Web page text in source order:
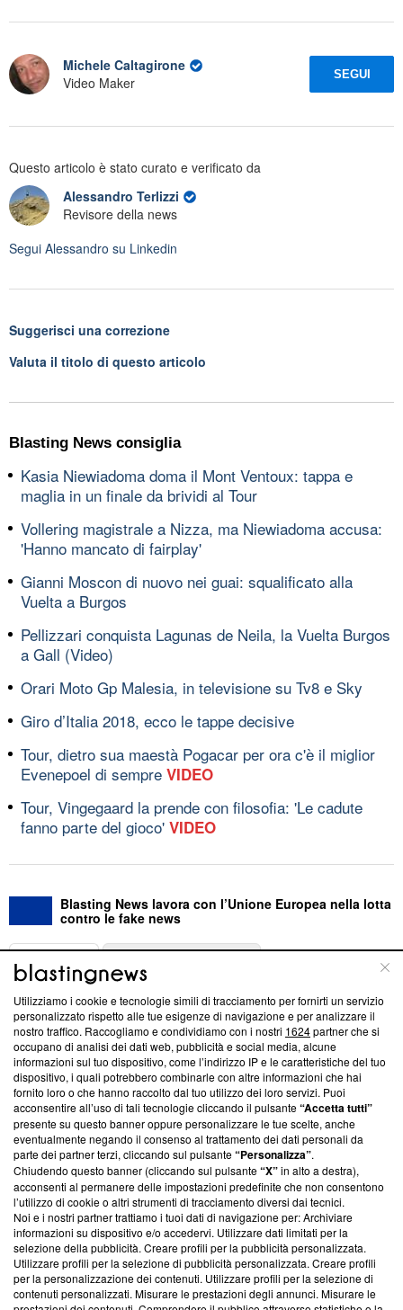
Michele Caltagirone
Video Maker
SEGUI
Questo articolo è stato curato e verificato da
Alessandro Terlizzi
Revisore della news
Segui Alessandro su Linkedin
Suggerisci una correzione
Valuta il titolo di questo articolo
Blasting News consiglia
Kasia Niewiadoma doma il Mont Ventoux: tappa e
maglia in un finale da brividi al Tour
Vollering magistrale a Nizza, ma Niewiadoma accusa:
'Hanno mancato di fairplay'
Gianni Moscon di nuovo nei guai: squalificato alla
Vuelta a Burgos
Pellizzari conquista Lagunas de Neila, la Vuelta Burgos
a Gall (Video)
Orari Moto Gp Malesia, in televisione su Tv8 e Sky
Giro d’Italia 2018, ecco le tappe decisive
Tour, dietro sua maestà Pogacar per ora c'è il miglior
Evenepoel di sempre VIDEO
Tour, Vingegaard la prende con filosofia: 'Le cadute
fanno parte del gioco' VIDEO
Blasting News lavora con l’Unione Europea nella lotta
contro le fake news
ABOUT
Questa sezione offre informazioni trasparenti su Blasting
News, sui nostri processi editoriali e su come ci impegniamo a
creare news di qualità. Inoltre, afferma la nostra aderenza a
‘Trust Project - News with Integrity’Blasting News non è
ancora membro del programma, ma ha richiesto di farne
parte; Trust Project non ha ancora effettuato una verifica di
conformità agli standard.
Su di noi
Team editoriale
Corporate
Redazione
Informativa Privacy
Utilizziamo i cookie e tecnologie simili di tracciamento per fornirti un servizio
personalizzato rispetto alle tue esigenze di navigazione e per analizzare il
nostro traffico. Raccogliamo e condividiamo con i nostri 1624partner che si
occupano di analisi dei dati web, pubblicità e social media, alcune
informazioni sul tuo dispositivo, come l’indirizzo IP e le caratteristiche del tuo
dispositivo, i quali potrebbero combinarle con altre informazioni che hai
fornito loro o che hanno raccolto dal tuo utilizzo dei loro servizi. Puoi
acconsentire all’uso di tali tecnologie cliccando il pulsante“Accetta tutti”
presente su questo banner oppure personalizzare le tue scelte, anche
eventualmente negando il consenso al trattamento dei dati personali da
parte dei partner terzi, cliccando sul pulsante“Personalizza”.
Chiudendo questo banner (cliccando sul pulsante“X”in alto a destra),
acconsenti al permanere delle impostazioni predefinite che non consentono
l’utilizzo di cookie o altri strumenti di tracciamento diversi dai tecnici.
Noi e i nostri partner trattiamo i tuoi dati di navigazione per: Archiviare
informazioni su dispositivo e/o accedervi. Utilizzare dati limitati per la
selezione della pubblicità. Creare profili per la pubblicità personalizzata.
Utilizzare profili per la selezione di pubblicità personalizzata. Creare profili
per la personalizzazione dei contenuti. Utilizzare profili per la selezione di
contenuti personalizzati. Misurare le prestazioni degli annunci. Misurare le